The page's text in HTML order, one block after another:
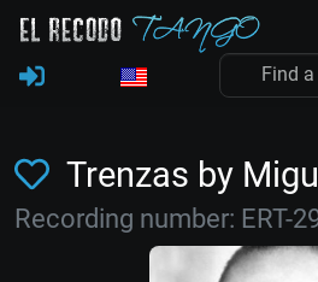
Trenzas by
Recording number: ERT-